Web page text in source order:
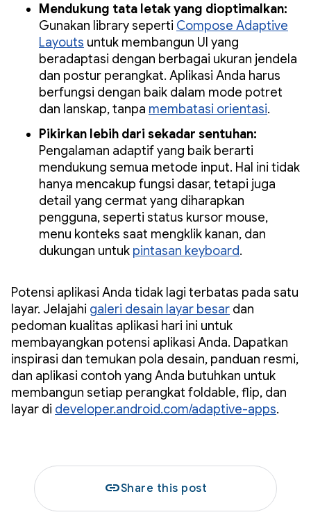
Mendukung tata letak yang dioptimalkan:
Gunakan library seperti Compose Adaptive
Layouts untuk membangun UI yang
beradaptasi dengan berbagai ukuran jendela
dan postur perangkat. Aplikasi Anda harus
berfungsi dengan baik dalam mode potret
dan lanskap, tanpa membatasi orientasi.
Pikirkan lebih dari sekadar sentuhan:
Pengalaman adaptif yang baik berarti
mendukung semua metode input. Hal ini tidak
hanya mencakup fungsi dasar, tetapi juga
detail yang cermat yang diharapkan
pengguna, seperti status kursor mouse,
menu konteks saat mengklik kanan, dan
dukungan untuk pintasan keyboard.
Potensi aplikasi Anda tidak lagi terbatas pada satu
layar. Jelajahi galeri desain layar besar dan
pedoman kualitas aplikasi hari ini untuk
membayangkan potensi aplikasi Anda. Dapatkan
inspirasi dan temukan pola desain, panduan resmi,
dan aplikasi contoh yang Anda butuhkan untuk
membangun setiap perangkat foldable, flip, dan
layar di developer.android.com/adaptive-apps.
linkShare this post